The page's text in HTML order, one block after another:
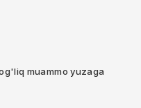
muammo yuzaga